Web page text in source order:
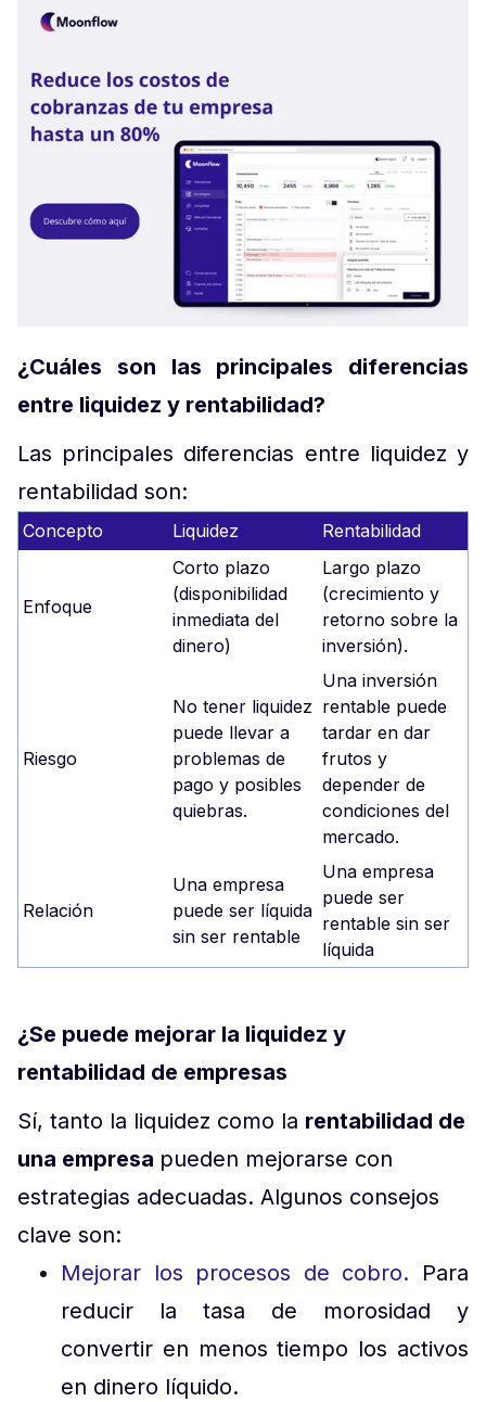
¿Cuáles son las principales diferencias
entre liquidez y rentabilidad?
Las principales diferencias entre liquidez y
rentabilidad son:
Concepto Liquidez Rentabilidad
Enfoque
Corto plazo
(disponibilidad
inmediata del
dinero)
Largo plazo
(crecimiento y
retorno sobre la
inversión).
Riesgo
No tener liquidez
puede llevar a
problemas de
pago y posibles
quiebras.
Una inversión
rentable puede
tardar en dar
frutos y
depender de
condiciones del
mercado.
Relación
Una empresa
puede ser líquida
sin ser rentable
Una empresa
puede ser
rentable sin ser
líquida
¿Se puede mejorar la liquidez y
rentabilidad de empresas
Sí, tanto la liquidez como la rentabilidad de
una empresa pueden mejorarse con
estrategias adecuadas. Algunos consejos
clave son:
Mejorar los procesos de cobro. Para
reducir la tasa de morosidad y
convertir en menos tiempo los activos
en dinero líquido.